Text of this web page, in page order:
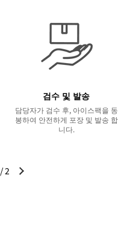
검수 및 발송
담당자가 검수 후, 아이스팩을 동
봉하여 안전하게 포장 및 발송 합
니다.
라이드다음 슬라이드
/2